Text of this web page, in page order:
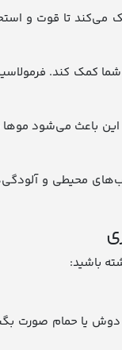
می‌کند تا قوت و
کمک کند.
باعث می‌شود موها
محیطی و
باشید:
دوش یا حمام